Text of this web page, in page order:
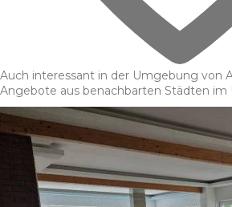
Auch interessant in der Umgebung von
Angebote aus benachbarten Städten im